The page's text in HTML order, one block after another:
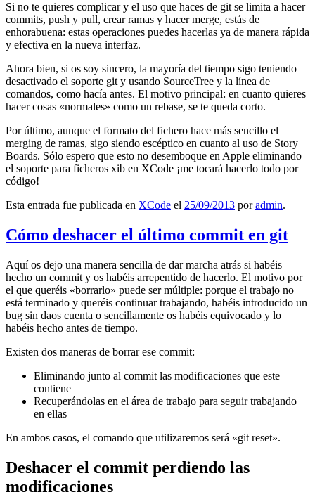
Si no te quieres complicar y el uso que haces de git se limita a hacer
commits, push y pull, crear ramas y hacer merge, estás de
enhorabuena: estas operaciones puedes hacerlas ya de manera rápida
y efectiva en la nueva interfaz.
Ahora bien, si os soy sincero, la mayoría del tiempo sigo teniendo
desactivado el soporte git y usando SourceTree y la línea de
comandos, como hacía antes. El motivo principal: en cuanto quieres
hacer cosas «normales» como un rebase, se te queda corto.
Por último, aunque el formato del fichero hace más sencillo el
merging de ramas, sigo siendo escéptico en cuanto al uso de Story
Boards. Sólo espero que esto no desemboque en Apple eliminando
el soporte para ficheros xib en XCode ¡me tocará hacerlo todo por
código!
Esta entrada fue publicada en XCode el 25/09/2013 poradmin.
Cómo deshacer el último commit en git
Aquí os dejo una manera sencilla de dar marcha atrás si habéis
hecho un commit y os habéis arrepentido de hacerlo. El motivo por
el que queréis «borrarlo» puede ser múltiple: porque el trabajo no
está terminado y queréis continuar trabajando, habéis introducido un
bug sin daos cuenta o sencillamente os habéis equivocado y lo
habéis hecho antes de tiempo.
Existen dos maneras de borrar ese commit:
Eliminando junto al commit las modificaciones que este
contiene
Recuperándolas en el área de trabajo para seguir trabajando
en ellas
En ambos casos, el comando que utilizaremos será «git reset».
Deshacer el commit perdiendo las
modificaciones